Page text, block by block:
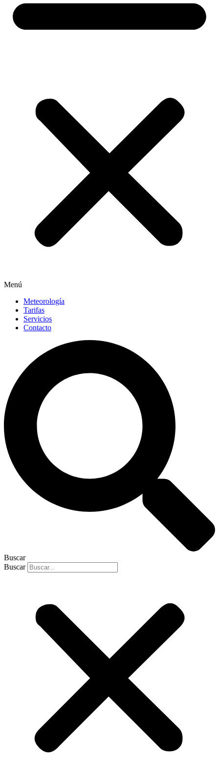
Menú
Meteorología
Tarifas
Servicios
Contacto
Buscar
Buscar